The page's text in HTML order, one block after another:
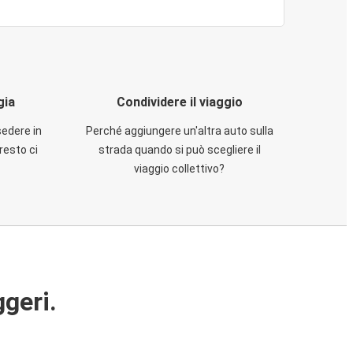
in
ci
Condividere il viaggio
Perché aggiungere un'altra auto sulla
strada quando si può scegliere il
viaggio collettivo?